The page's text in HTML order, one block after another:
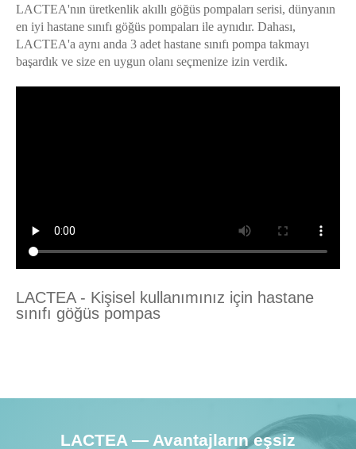
LACTEA'nın üretkenlik akıllı göğüs pompaları serisi, dünyanın
en iyi hastane sınıfı göğüs pompaları ile aynıdır. Dahası,
LACTEA'a aynı anda 3 adet hastane sınıfı pompa takmayı
başardık ve size en uygun olanı seçmenize izin verdik.
LACTEA - Kişisel kullanımınız için hastane
sınıfı göğüs pompas
birleşimi!